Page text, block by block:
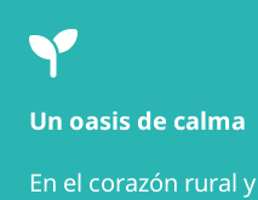
Un oasis de calma
En el corazón rural y